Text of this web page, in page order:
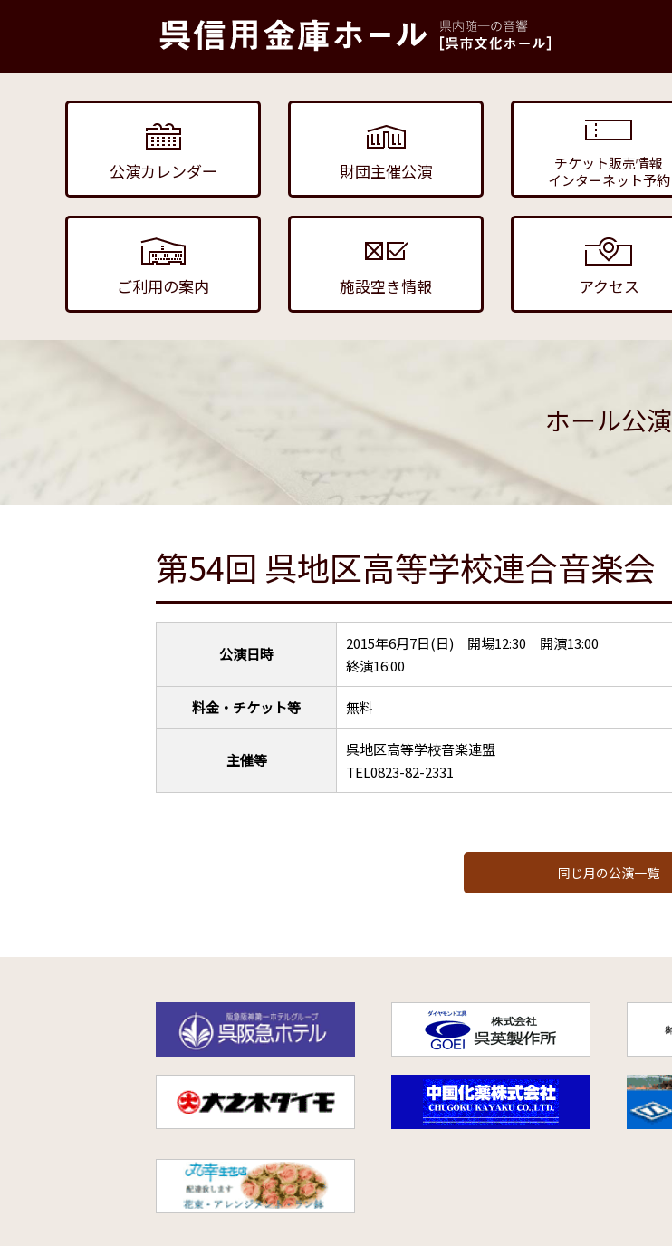
公演カレンダー 財団主催公演
チケット販売情報
インターネット予約
ご利用の案内 施設空き情報 アクセス
ホール公演
第54回 呉地区高等学校連合音楽会
公演日時
2015年6月7日(日) 開場12:30 開演13:00
終演16:00
料金・チケット等 無料
主催等
呉地区高等学校音楽連盟
TEL0823-82-2331
同じ月の公演一覧